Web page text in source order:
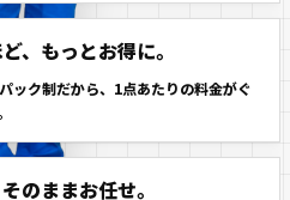
、もっとお得に。
ック制だから、1点あたりの料金がぐ
のままお任せ。